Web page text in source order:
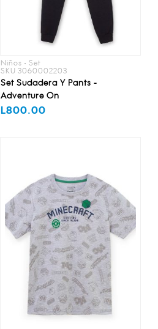
Niños • Set
SKU 3060002203
Set Sudadera Y Pants -
Adventure On
L800.00